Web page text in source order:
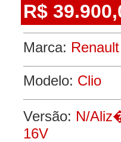
R$
Marca: Renault
Modelo: Clio
Versão: N/
16V